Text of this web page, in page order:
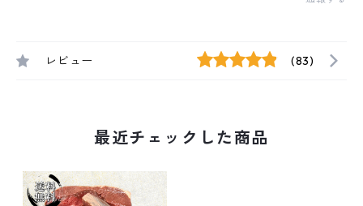
レビュー (83)
最近チェックした商品